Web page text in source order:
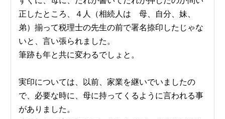
正したところ、４人（相続人は 母、自分、妹、
弟）揃って税理士の先生の前で署名捺印したじゃな
いと、言い張られました。
筆跡も年と共に変わるでしょと。
実印については、以前、家業を継いでいましたの
で、必要な時に、母に持ってくるように言われる事
がありました。